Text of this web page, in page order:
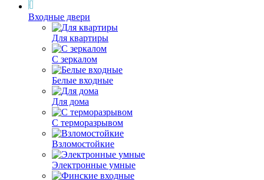
Входные двери
Для квартиры
С зеркалом
Белые входные
Для дома
С терморазрывом
Взломостойкие
Электронные умные